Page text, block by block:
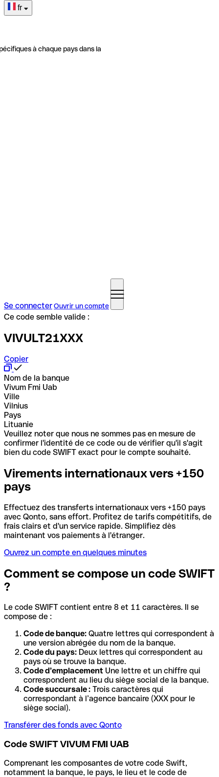
fr
à chaque pays dans la
Se connecterOuvrir un compte
Ce code semble valide :
VIVULT21XXX
Copier
Nom de la banque
Vivum Fmi Uab
Ville
Vilnius
Pays
Lituanie
Veuillez noter que nous ne sommes pas en mesure de
confirmer l'identité de ce code ou de vérifier qu'il s'agit
bien du code SWIFT exact pour le compte souhaité.
Virements internationaux vers +150
pays
Effectuez des transferts internationaux vers +150 pays
avec Qonto, sans effort. Profitez de tarifs compétitifs, de
frais clairs et d'un service rapide. Simplifiez dès
maintenant vos paiements à l'étranger.
Ouvrez un compte en quelques minutes
Comment se compose un code SWIFT
?
Le code SWIFT contient entre 8 et 11 caractères. Il se
compose de :
Code de banque: Quatre lettres qui correspondent à
une version abrégée du nom de la banque.
Code du pays: Deux lettres qui correspondent au
pays où se trouve la banque.
Code d’emplacement Une lettre et un chiffre qui
correspondent au lieu du siège social de la banque.
Code succursale : Trois caractères qui
correspondant à l’agence bancaire (XXX pour le
siège social).
Transférer des fonds avec Qonto
Code SWIFT VIVUM FMI UAB
Comprenant les composantes de votre code Swift,
notamment la banque, le pays, le lieu et le code de